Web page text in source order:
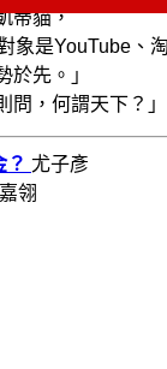
蒂貓，
象是YouTube
先。」
，何謂天下？」
尤子彥
翎